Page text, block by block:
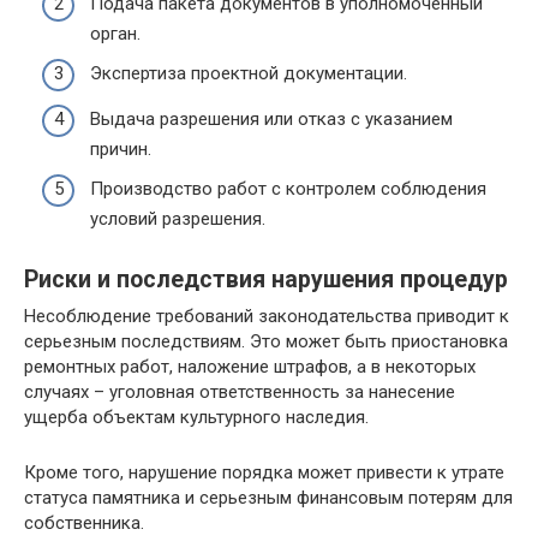
орган.
Экспертиза проектной документации.
Выдача разрешения или отказ с указанием
причин.
Производство работ с контролем соблюдения
условий разрешения.
Риски и последствия нарушения процедур
Несоблюдение требований законодательства приводит к
серьезным последствиям. Это может быть приостановка
ремонтных работ, наложение штрафов, а в некоторых
случаях – уголовная ответственность за нанесение
ущерба объектам культурного наследия.
Кроме того, нарушение порядка может привести к утрате
статуса памятника и серьезным финансовым потерям для
собственника.